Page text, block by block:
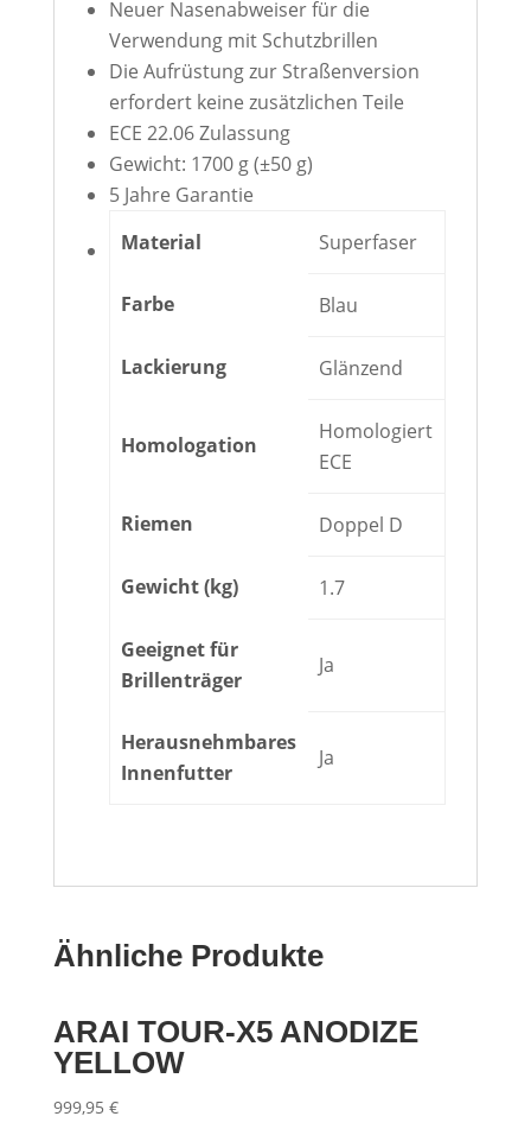
Neuer Nasenabweiser für die
Verwendung mit Schutzbrillen
Die Aufrüstung zur Straßenversion
erfordert keine zusätzlichen Teile
ECE 22.06 Zulassung
Gewicht: 1700 g (±50 g)
5 Jahre Garantie
Material
Superfaser
Farbe Blau
Lackierung Glänzend
Homologation
Homologiert
ECE
Riemen Doppel D
Gewicht (kg) 1.7
Geeignet für
Brillenträger
Ja
Herausnehmbares
Innenfutter
Ja
Ähnliche Produkte
ARAI TOUR-X5 ANODIZE
YELLOW
999,95 €